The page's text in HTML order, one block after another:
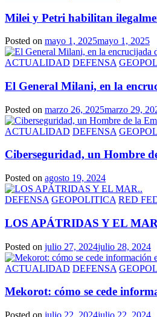
Milei y Petri habilitan
Posted on mayo 1, 2025mayo 1, 2025
ACTUALIDAD DEFENSA
El General Milani, en la
Posted on marzo 26, 2025marzo 29,
ACTUALIDAD DEFENSA
Ciberseguridad, un Hombre
Posted on agosto 19, 2024
DEFENSA GEOPOLITICA RED
LOS APÁTRIDAS Y EL
Posted on julio 27, 2024julio 28, 2024
ACTUALIDAD DEFENSA
Mekorot: cómo se cede
Posted on julio 22, 2024julio 22, 2024